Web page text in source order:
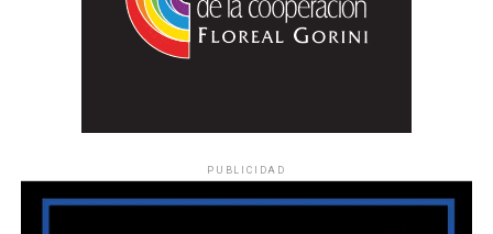
PUBLICIDAD